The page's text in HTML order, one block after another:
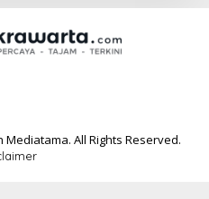
Mediatama. All Rights Reserved.